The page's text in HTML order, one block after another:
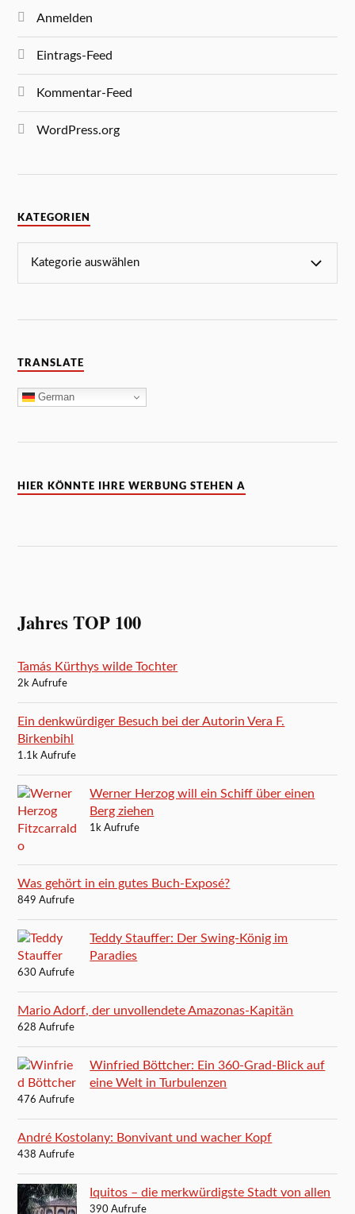
Anmelden
Eintrags-Feed
Kommentar-Feed
WordPress.org
KATEGORIEN
TRANSLATE
German
HIER KÖNNTE IHRE WERBUNG STEHEN A
Jahres TOP 100
Tamás Kürthys wilde Tochter
2k Aufrufe
Ein denkwürdiger Besuch bei der Autorin Vera F.
Birkenbihl
1.1k Aufrufe
Werner Herzog will ein Schiff über einen
Berg ziehen
1k Aufrufe
Was gehört in ein gutes Buch-Exposé?
849 Aufrufe
Teddy Stauffer: Der Swing-König im
Paradies
630 Aufrufe
Mario Adorf, der unvollendete Amazonas-Kapitän
628 Aufrufe
Winfried Böttcher: Ein 360-Grad-Blick auf
eine Welt in Turbulenzen
476 Aufrufe
André Kostolany: Bonvivant und wacher Kopf
438 Aufrufe
Iquitos – die merkwürdigste Stadt von allen
390 Aufrufe